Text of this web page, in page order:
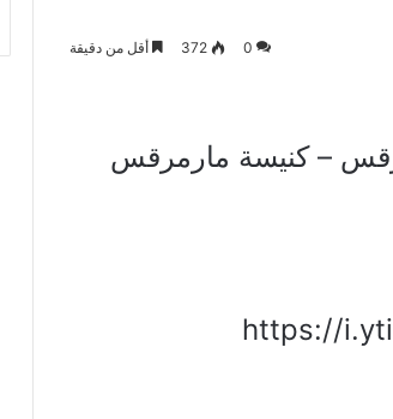
0
372 أقل من دقيقة
– كنيسة مارمرقس
https://